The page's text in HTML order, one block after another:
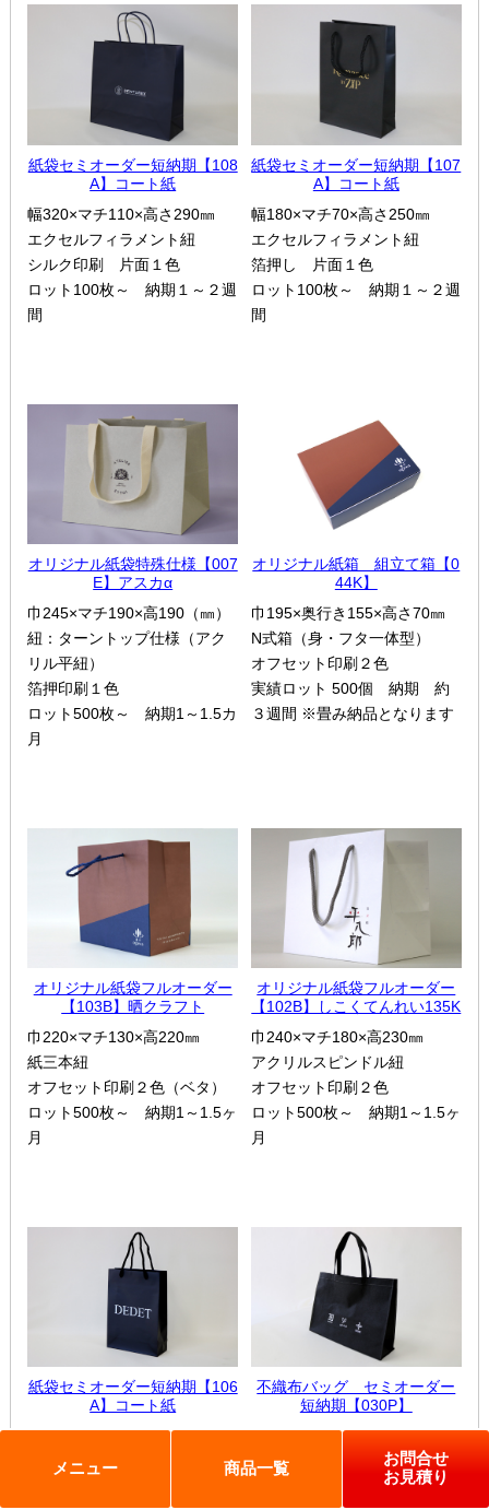
HOME 選ばれる理由
紙袋自動お見積り お問い合わせ
会社概要・沿革 アクセスマップ
スタッフ紹介 採用情報
個人情報の取扱について
納品までの流れ 製造前の確認事項
メニュー 商品一覧
お問合せ
お見積り
紙箱・段ボール 不織布バッグ
エコバッグ
クロスレジャーバッグ
ペーパーレザーバッグ 米袋
宅配袋・メール便BOX
TojiToji（トジトジ） TUMEMO（ツメモ）
ドスコイ相撲セット その他
紙袋セミオーダー短納期【108
A】コート紙
幅320×マチ110×高さ290㎜
エクセルフィラメント紐
シルク印刷 片面１色
ロット100枚～ 納期１～２週
間
紙袋セミオーダー短納期【107
A】コート紙
幅180×マチ70×高さ250㎜
エクセルフィラメント紐
箔押し 片面１色
ロット100枚～ 納期１～２週
間
オリジナル紙袋特殊仕様【007
E】アスカα
巾245×マチ190×高190（㎜）
紐：ターントップ仕様（アク
リル平紐）
箔押印刷１色
ロット500枚～ 納期1～1.5カ
月
オリジナル紙箱 組立て箱【0
44K】
巾195×奥行き155×高さ70㎜
N式箱（身・フタ一体型）
オフセット印刷２色
実績ロット 500個 納期 約
３週間 ※畳み納品となります
オリジナル紙袋フルオーダー
【103B】晒クラフト
巾220×マチ130×高220㎜
紙三本紐
オフセット印刷２色（ベタ）
ロット500枚～ 納期1～1.5ヶ
月
オリジナル紙袋フルオーダー
【102B】しこくてんれい135K
巾240×マチ180×高230㎜
アクリルスピンドル紐
オフセット印刷２色
ロット500枚～ 納期1～1.5ヶ
月
紙袋セミオーダー短納期【106
A】コート紙
幅180×マチ70×高さ250㎜
エクセルフィラメント紐
不織布バッグ セミオーダー
短納期【030P】
巾320×マチ90×高さ240㎜
PP不織布
シルク印刷 片面１色